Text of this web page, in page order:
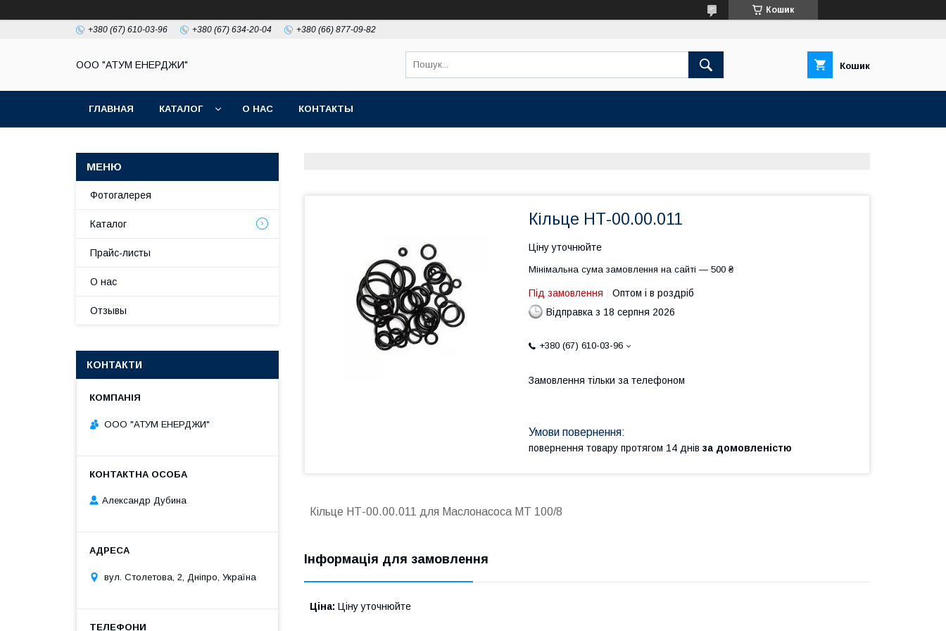
Кошик
+380 (67) 610-03-96 +380 (67) 634-20-04 +380 (66) 877-09-82
ООО "АТУМ ЕНЕРДЖИ" Кошик
ГЛАВНАЯ КАТАЛОГ О НАС КОНТАКТЫ
Кільце НТ-00.00.011
Ціну уточнюйте
Мінімальна сума замовлення на сайті — 500 ₴
Під замовлення
Оптом і в роздріб
Відправка з 18 серпня 2026
+380 (67) 610-03-96
Замовлення тільки за телефоном
повернення товару протягом 14 днів за домовленістю
Кільце НТ-00.00.011 для Маслонасоса МТ 100/8
Інформація для замовлення
Ціна: Ціну уточнюйте
Фотогалерея
Каталог
Прайс-листы
О нас
Отзывы
КОНТАКТИ
ООО "АТУМ ЕНЕРДЖИ"
Александр Дубина
вул. Столетова, 2, Дніпро, Україна